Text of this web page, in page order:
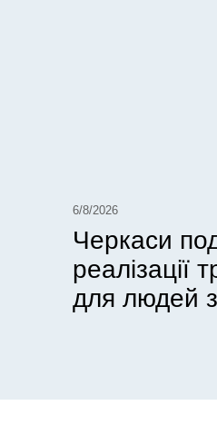
6/8/2026
Черкаси
реалізації
для людей з